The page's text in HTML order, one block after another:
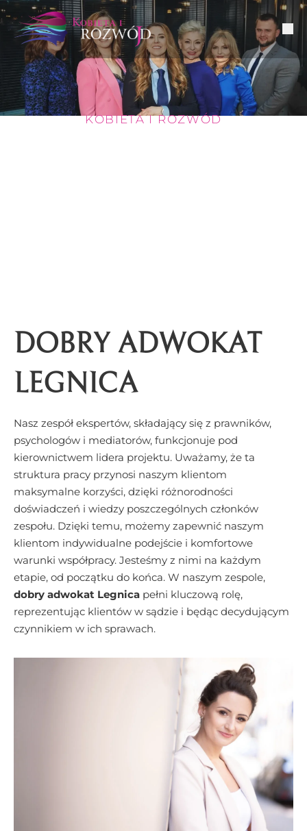
KOBIETA I ROZWÓD
DOBRY ADWOKAT
LEGNICA
Nasz zespół ekspertów, składający się z prawników,
psychologów i mediatorów, funkcjonuje pod
kierownictwem lidera projektu. Uważamy, że ta
struktura pracy przynosi naszym klientom
maksymalne korzyści, dzięki różnorodności
doświadczeń i wiedzy poszczególnych członków
zespołu. Dzięki temu, możemy zapewnić naszym
klientom indywidualne podejście i komfortowe
warunki współpracy. Jesteśmy z nimi na każdym
etapie, od początku do końca. W naszym zespole,
dobry adwokat Legnica pełni kluczową rolę,
reprezentując klientów w sądzie i będąc decydującym
czynnikiem w ich sprawach.